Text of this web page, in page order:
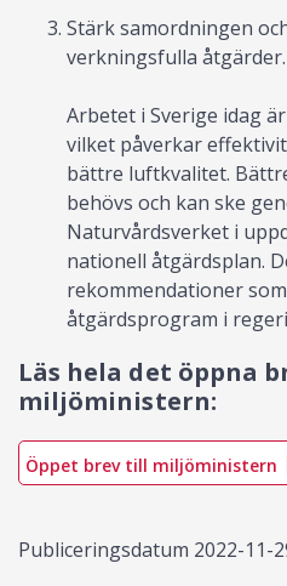
Stärk samordningen
verkningsfulla åtgärder.
Arbetet i Sverige idag
vilket påverkar
bättre luftkvalitet.
behövs och kan ske
Naturvårdsverket i
nationell åtgärdsplan.
rekommendationer
åtgärdsprogram i
Läs hela det öppna
miljöministern:
Öppet brev till miljöministern
Publiceringsdatum 2022-11-